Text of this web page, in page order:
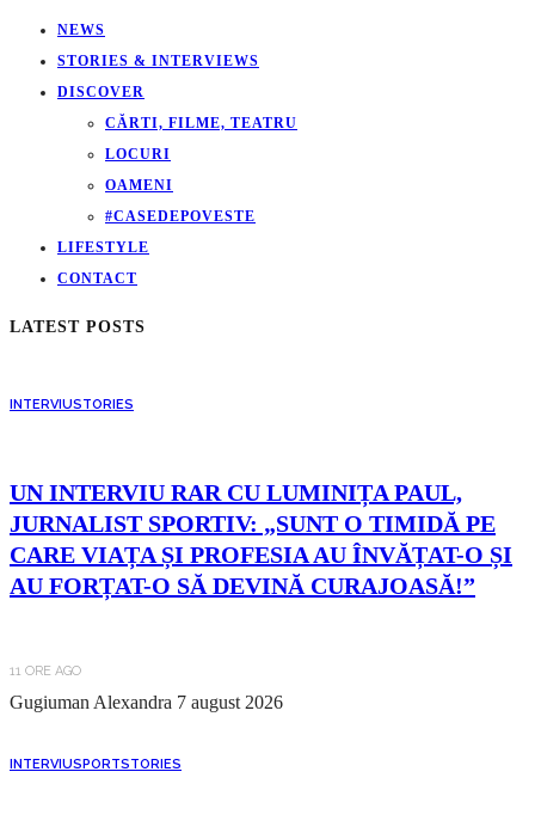
NEWS
STORIES & INTERVIEWS
DISCOVER
CĂRTI, FILME, TEATRU
LOCURI
OAMENI
#CASEDEPOVESTE
LIFESTYLE
CONTACT
LATEST POSTS
INTERVIUSTORIES
UN INTERVIU RAR CU LUMINIȚA PAUL,
JURNALIST SPORTIV: „SUNT O TIMIDĂ PE
CARE VIAȚA ȘI PROFESIA AU ÎNVĂȚAT-O ȘI
AU FORȚAT-O SĂ DEVINĂ CURAJOASĂ!”
11 ORE AGO
Gugiuman Alexandra 7 august 2026
INTERVIUSPORTSTORIES